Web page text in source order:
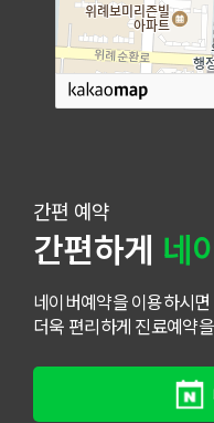
간편 예약
간편하게 네
네이버예약을 이용하시면
더욱 편리하게 진료예약